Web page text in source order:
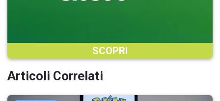
SCOPRI
Articoli Correlati